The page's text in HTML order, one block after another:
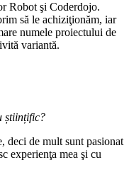
Robot şi Coderdojo.
să le achiziţionăm, iar
numele proiectului de
variantă.
științific?
deci de mult sunt pasionat
experienţa mea şi cu